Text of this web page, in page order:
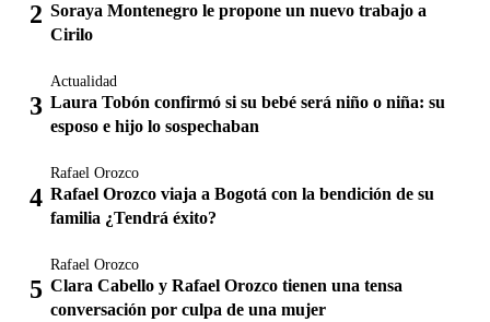
Soraya Montenegro le propone un nuevo trabajo a
Cirilo
Actualidad
Laura Tobón confirmó si su bebé será niño o niña: su
esposo e hijo lo sospechaban
Rafael Orozco
Rafael Orozco viaja a Bogotá con la bendición de su
familia ¿Tendrá éxito?
Rafael Orozco
Clara Cabello y Rafael Orozco tienen una tensa
conversación por culpa de una mujer